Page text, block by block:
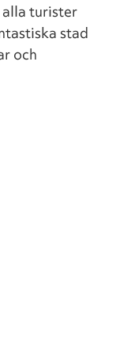
turister
stad
och